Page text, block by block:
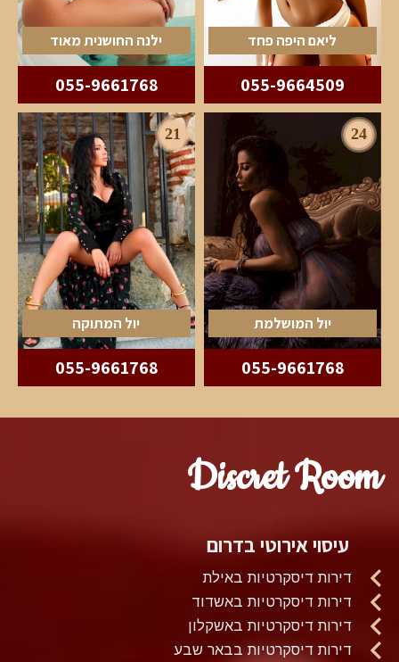
ליאם היפה פחד
055-9664509
ילנה החושנית מאוד
055-9661768
24
יול המושלמת
055-9661768
21
יול המתוקה
055-9661768
Discret Room
עיסוי אירוטי בדרום
דירות דיסקרטיות באילת
דירות דיסקרטיות באשדוד
דירות דיסקרטיות באשקלון
דירות דיסקרטיות בבאר שבע